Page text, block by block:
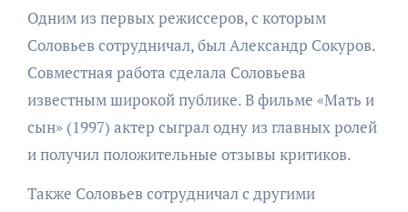
Одним из первых режиссеров, с которым
Соловьев сотрудничал, был Александр Сокуров.
Совместная работа сделала Соловьева
известным широкой публике. В фильме «Мать и
сын» (1997) актер сыграл одну из главных ролей
и получил положительные отзывы критиков.
Также Соловьев сотрудничал с другими